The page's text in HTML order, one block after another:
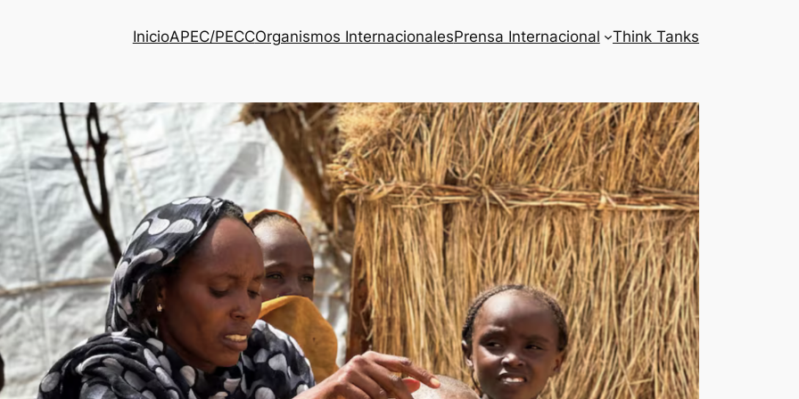
InicioAPEC/PECCOrganismos InternacionalesPrensa Internacional Think Tanks